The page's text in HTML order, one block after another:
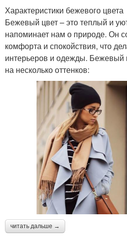
Характеристики бежевого цвета
Бежевый цвет – это теплый и
напоминает нам о природе. Он
комфорта и спокойствия, что
интерьеров и одежды. Бежевый
на несколько оттенков:
читать дальше →